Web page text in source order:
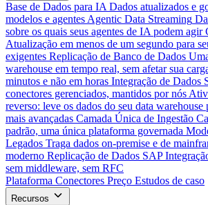
Base de Dados para IA Dados atualizados e
modelos e agentes Agentic Data Streaming
sobre os quais seus agentes de IA podem agir
Atualização em menos de um segundo para
exigentes Replicação de Banco de Dados
warehouse em tempo real, sem afetar sua
minutos e não em horas Integração de Dados
conectores gerenciados, mantidos por nós
reverso: leve os dados do seu data warehouse
mais avançadas Camada Única de Ingestão
padrão, uma única plataforma governada
Legados Traga dados on-premise e de
moderno Replicação de Dados SAP
sem middleware, sem RFC
Plataforma Conectores Preço Estudos de caso
Recursos